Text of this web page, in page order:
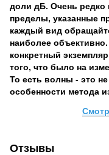
доли дБ. Очень редко
пределы, указанные
каждый вид
наиболее
конкретный
того, что было на
То есть волны - это
особенности метода
Отзывы